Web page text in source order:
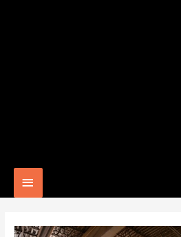
Main